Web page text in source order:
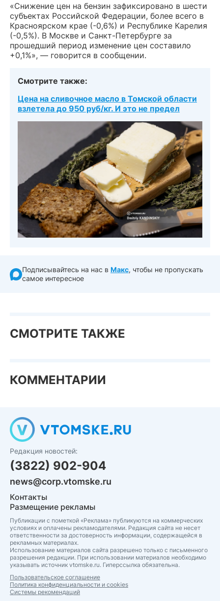
«Снижение цен на бензин зафиксировано в шести
субъектах Российской Федерации, более всего в
Красноярском крае (-0,6%) и Республике Карелия
(-0,5%). В Москве и Санкт-Петербурге за
прошедший период изменение цен составило
+0,1%», — говорится в сообщении.
Смотрите также:
Цена на сливочное масло в Томской области
взлетела до 950 руб/кг. И это не предел
Подписывайтесь на нас в Макс, чтобы не пропускать
самое интересное
СМОТРИТЕ ТАКЖЕ
КОММЕНТАРИИ
Редакция новостей:
(3822) 902-904
news@corp.vtomske.ru
Контакты
Размещение рекламы
Публикации с пометкой «Реклама» публикуются на коммерческих
условиях и оплачены рекламодателями. Редакция сайта не несет
ответственности за достоверность информации, содержащейся в
рекламных материалах.
Использование материалов сайта разрешено только с письменного
разрешения редакции. При использовании материалов необходимо
указывать источник vtomske.ru. Гиперссылка обязательна.
Пользовательское соглашение
Политика конфиденциальности и cookies
Системы рекомендаций